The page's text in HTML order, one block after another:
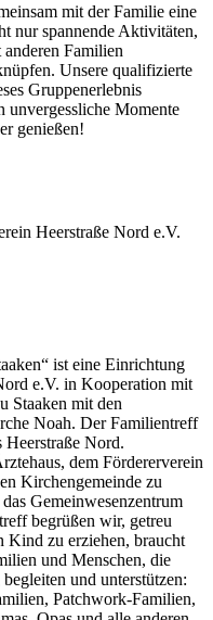
mit der Familie eine
nur spannende Aktivitäten,
Familien
Unsere qualifizierte
Gruppenerlebnis
unvergessliche Momente
genießen!
Heerstraße Nord e.V.
ist eine Einrichtung
e.V. in Kooperation mit
Staaken mit den
Noah. Der Familientreff
Heerstraße Nord.
dem Fördererverein
Kirchengemeinde zu
Gemeinwesenzentrum
begrüßen wir, getreu
Kind zu erziehen, braucht
und Menschen, die
und unterstützen:
Patchwork-Familien,